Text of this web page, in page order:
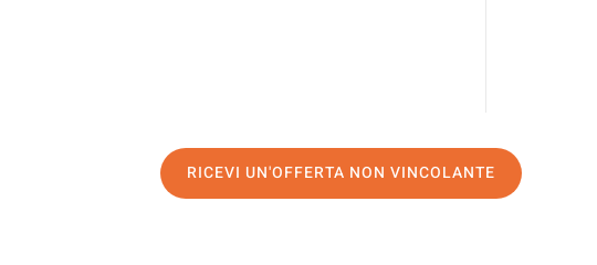
RICEVI UN'OFFERTA NON VINCOLANTE